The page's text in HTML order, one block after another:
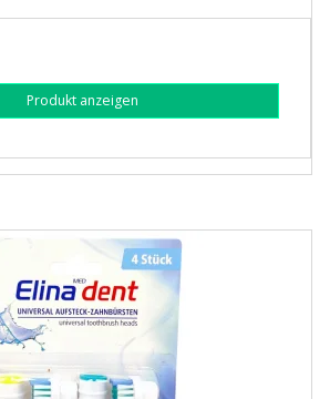
Produkt anzeigen